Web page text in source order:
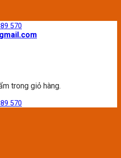
570
trong giỏ hàng.
570